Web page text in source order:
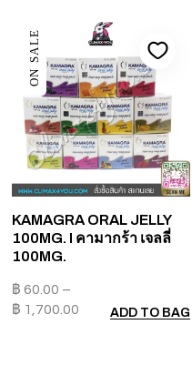
ON SALE
KAMAGRA ORAL JELLY
100MG. I คามากร้า เจลลี่
100MG.
฿ 60.00 –
฿ 1,700.00 ADD TO BAG